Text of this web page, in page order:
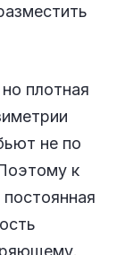
плотная
не по
к